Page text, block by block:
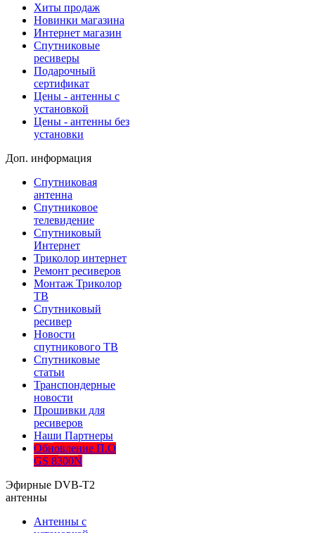
Хиты продаж
Новинки магазина
Интернет магазин
Спутниковые
ресиверы
Подарочный
сертификат
Цены - антенны с
установкой
Цены - антенны без
установки
Доп. информация
Спутниковая
антенна
Спутниковое
телевидение
Спутниковый
Интернет
Триколор интернет
Ремонт ресиверов
Монтаж Триколор
ТВ
Спутниковый
ресивер
Новости
спутникового ТВ
Спутниковые
статьи
Транспондерные
новости
Прошивки для
ресиверов
Наши Партнеры
Обновление П.О
GS 8300N
Эфирные DVB-T2
антенны
Антенны с